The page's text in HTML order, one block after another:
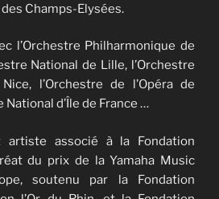
Champs-Elysées.
l’Orchestre Philharmonique de
National de Lille, l’Orchestre
l’Orchestre de l’Opéra de
National d’Île de France …
artiste associé à la Fondation
du prix de la Yamaha Music
soutenu par la Fondation